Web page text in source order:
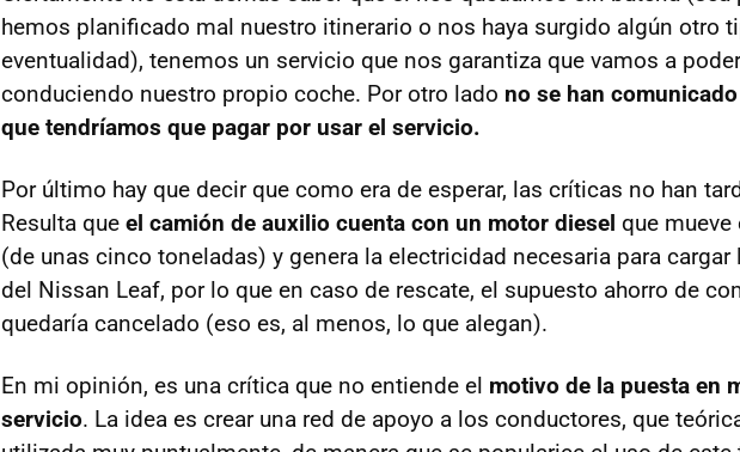
hemos planificado mal nuestro itinerario o nos haya surgido algún otro
eventualidad), tenemos un servicio que nos garantiza que vamos a
conduciendo nuestro propio coche. Por otro lado no se han
que tendríamos que pagar por usar el servicio.
Por último hay que decir que como era de esperar, las críticas no han
Resulta que el camión de auxilio cuenta con un motor diesel que mueve
(de unas cinco toneladas) y genera la electricidad necesaria para cargar
del Nissan Leaf, por lo que en caso de rescate, el supuesto ahorro de
quedaría cancelado (eso es, al menos, lo que alegan).
En mi opinión, es una crítica que no entiende el motivo de la puesta en
servicio. La idea es crear una red de apoyo a los conductores, que